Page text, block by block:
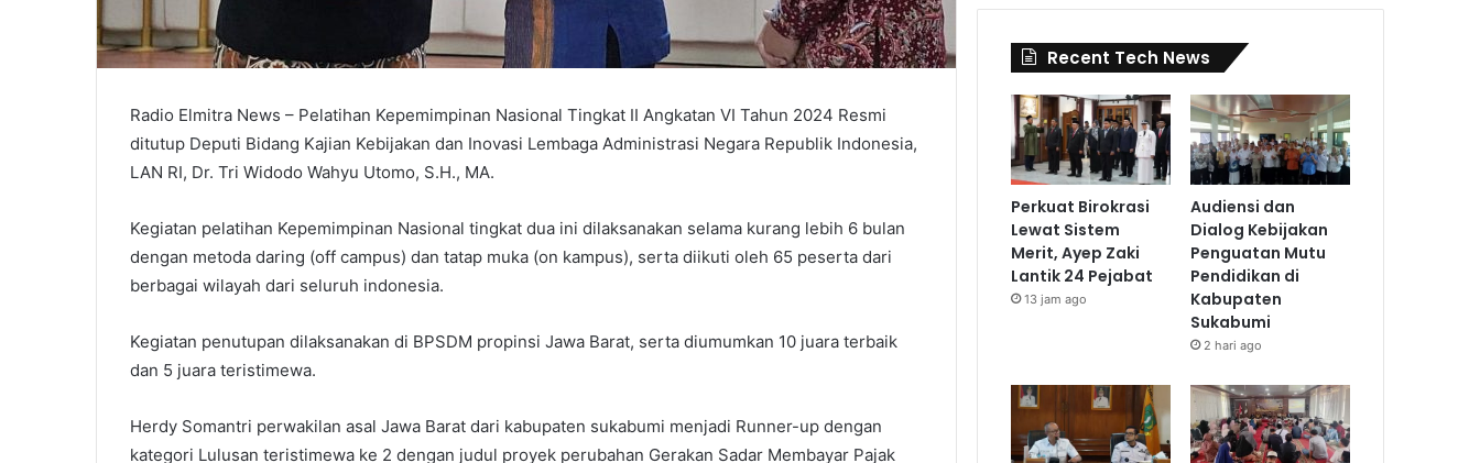
Radio Elmitra News – Pelatihan Kepemimpinan Nasional Tingkat II Angkatan VI Tahun 2024 Resmi
ditutup Deputi Bidang Kajian Kebijakan dan Inovasi Lembaga Administrasi Negara Republik Indonesia,
LAN RI, Dr. Tri Widodo Wahyu Utomo, S.H., MA.
Kegiatan pelatihan Kepemimpinan Nasional tingkat dua ini dilaksanakan selama kurang lebih 6 bulan
dengan metoda daring (off campus) dan tatap muka (on kampus), serta diikuti oleh 65 peserta dari
berbagai wilayah dari seluruh indonesia.
Kegiatan penutupan dilaksanakan di BPSDM propinsi Jawa Barat, serta diumumkan 10 juara terbaik
dan 5 juara teristimewa.
Herdy Somantri perwakilan asal Jawa Barat dari kabupaten sukabumi menjadi Runner-up dengan
kategori Lulusan teristimewa ke 2 dengan judul proyek perubahan Gerakan Sadar Membayar Pajak
Recent Tech News
Perkuat Birokrasi
Lewat Sistem
Merit, Ayep Zaki
Lantik 24 Pejabat
13 jam ago
Audiensi dan
Dialog Kebijakan
Penguatan Mutu
Pendidikan di
Kabupaten
Sukabumi
2 hari ago